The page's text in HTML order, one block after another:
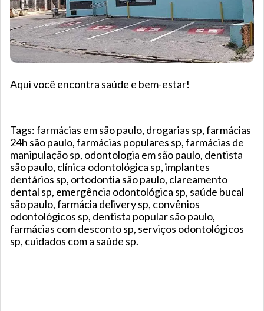
Aqui você encontra saúde e bem-estar!
Tags: farmácias em são paulo, drogarias sp, farmácias
24h são paulo, farmácias populares sp, farmácias de
manipulação sp, odontologia em são paulo, dentista
são paulo, clínica odontológica sp, implantes
dentários sp, ortodontia são paulo, clareamento
dental sp, emergência odontológica sp, saúde bucal
são paulo, farmácia delivery sp, convênios
odontológicos sp, dentista popular são paulo,
farmácias com desconto sp, serviços odontológicos
sp, cuidados com a saúde sp.